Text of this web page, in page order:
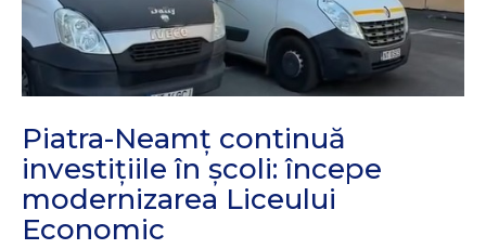
Piatra-Neamț continuă
investițiile în școli: începe
modernizarea Liceului
Economic